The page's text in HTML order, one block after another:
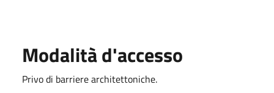
Modalità d'accesso
Privo di barriere architettoniche.